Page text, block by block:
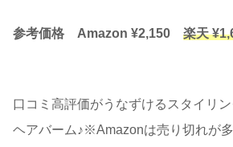
参考価格 Amazon ¥2,150 楽天
口コミ高評価がうなずけるスタイリ
ヘアバーム♪※Amazonは売り切れが